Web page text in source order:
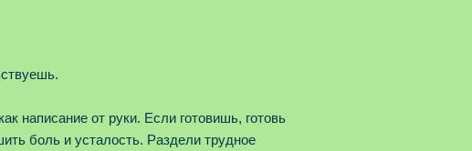
написание от руки. Если готовишь, готовь
боль и усталость. Раздели трудное